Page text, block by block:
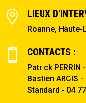
 LIEUX
Roanne, Haute-
 CONTACTS :
Patrick PERRIN
Bastien ARCIS
Standard - 04